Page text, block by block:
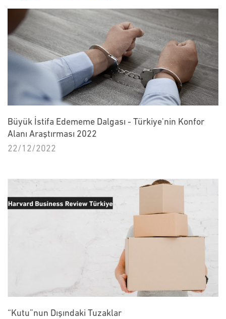
Büyük İstifa Edememe Dalgası - Türkiye'nin Konfor
Alanı Araştırması 2022
22/12/2022
“Kutu”nun Dışındaki Tuzaklar